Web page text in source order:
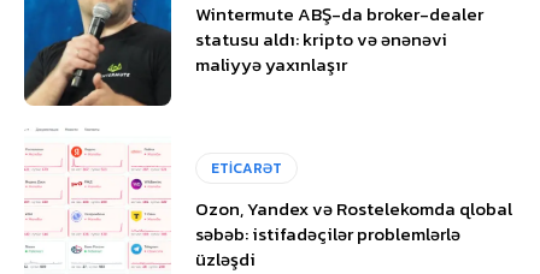
Wintermute ABŞ-da broker-dealer
statusu aldı: kripto və ənənəvi
maliyyə yaxınlaşır
ETİCARƏT
Ozon, Yandex və Rostelekomda qlobal
səbəb: istifadəçilər problemlərlə
üzləşdi